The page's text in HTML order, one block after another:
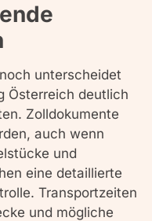
unterscheidet
Österreich deutlich
Zolldokumente
auch wenn
und
eine detaillierte
Transportzeiten
und mögliche